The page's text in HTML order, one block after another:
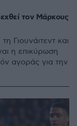
τον Μάρκους
Γιουνάιτεντ και
η επικύρωση
αγοράς για την